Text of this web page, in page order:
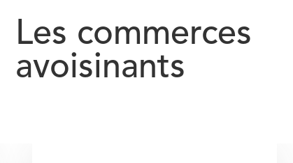
Les commerces
avoisinants